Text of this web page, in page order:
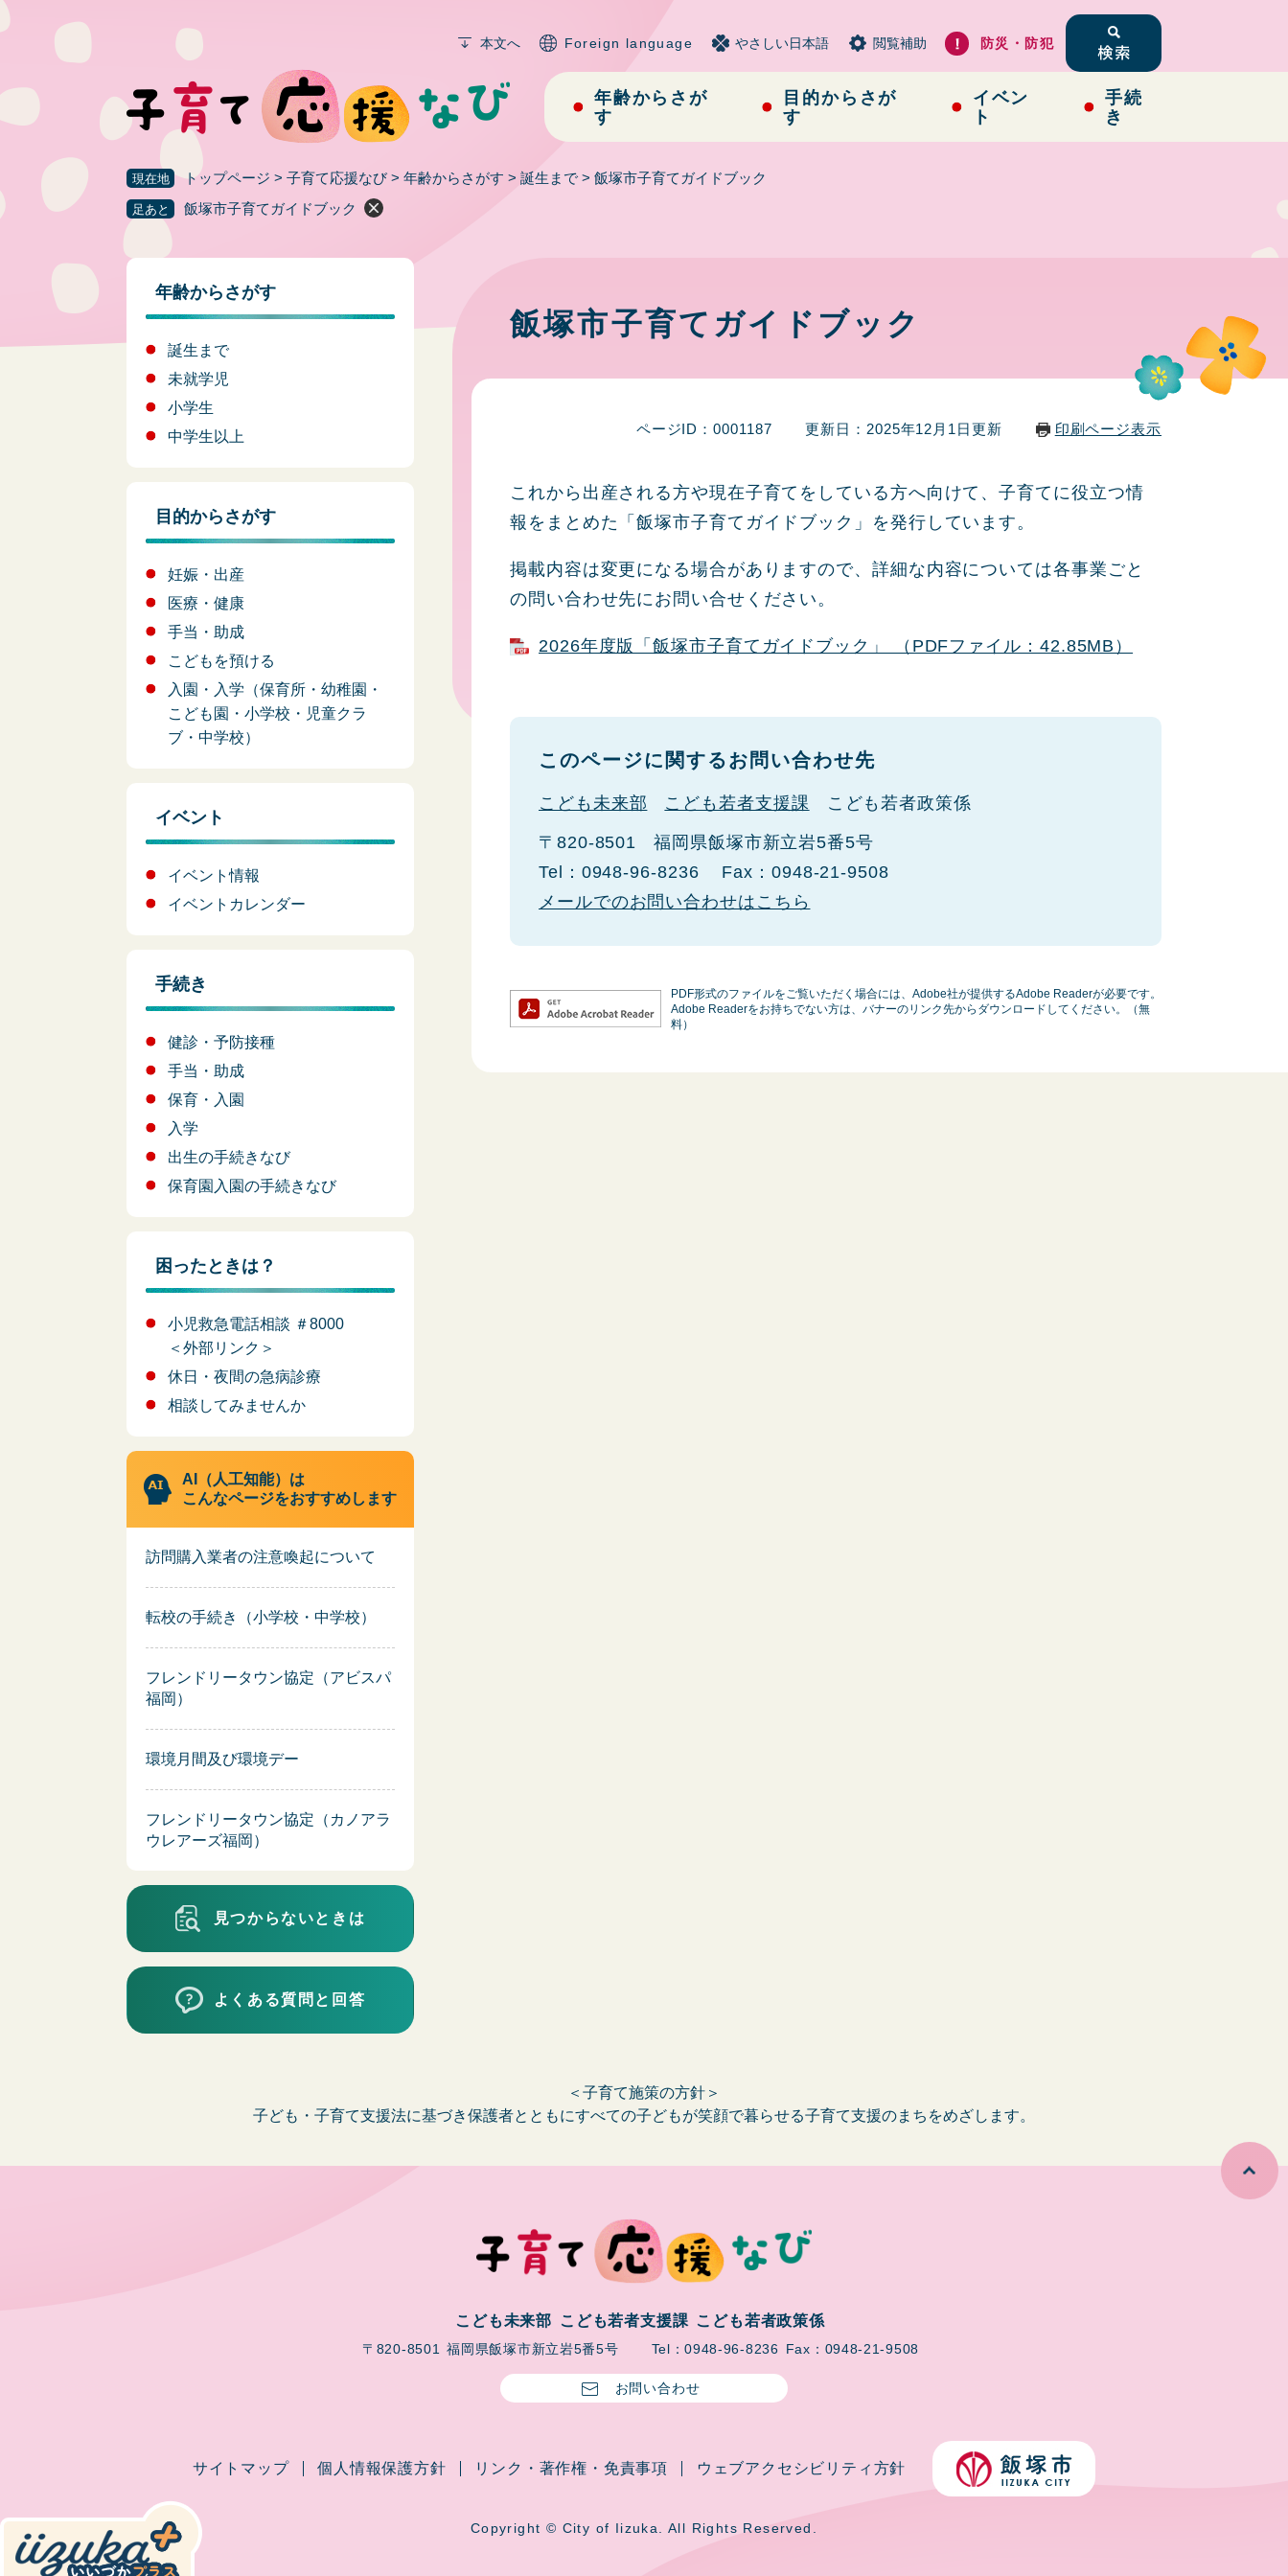
ペ
ー
頭
。
本文へ
Foreign language やさしい日本語 閲覧補助 防災・防犯
年齢からさが
す
目的からさが
す
イベン
ト
手続
き
現在地 トップページ > 子育て応援なび > 年齢からさがす > 誕生まで > 飯塚市子育てガイドブック
足あと 飯塚市子育てガイドブック
飯塚市子育てガイドブック
ページID：0001187 更新日：2025年12月1日更新 印刷ページ表示
これから出産される方や現在子育てをしている方へ向けて、子育てに役立つ情
報をまとめた「飯塚市子育てガイドブック」を発行しています。
掲載内容は変更になる場合がありますので、詳細な内容については各事業ごと
の問い合わせ先にお問い合せください。
2026年度版「飯塚市子育てガイドブック」 （PDFファイル：42.85MB）
このページに関するお問い合わせ先
こども未来部 こども若者支援課 こども若者政策係
〒820-8501
福岡県飯塚市新立岩5番5号
Tel：0948-96-8236
Fax：0948-21-9508
メールでのお問い合わせはこちら
PDF形式のファイルをご覧いただく場合には、Adobe社が提供するAdobe Readerが必要です。
Adobe Readerをお持ちでない方は、バナーのリンク先からダウンロードしてください。（無
料）
年齢からさがす
誕生まで
未就学児
小学生
中学生以上
目的からさがす
妊娠・出産
医療・健康
手当・助成
こどもを預ける
入園・入学（保育所・幼稚園・
こども園・小学校・児童クラ
ブ・中学校）
イベント
イベント情報
イベントカレンダー
手続き
健診・予防接種
手当・助成
保育・入園
入学
出生の手続きなび
保育園入園の手続きなび
困ったときは？
小児救急電話相談 ＃8000
＜外部リンク＞
休日・夜間の急病診療
相談してみませんか
AI（人工知能）は
こんなページをおすすめします
訪問購入業者の注意喚起について
転校の手続き（小学校・中学校）
フレンドリータウン協定（アビスパ
福岡）
環境月間及び環境デー
フレンドリータウン協定（カノアラ
ウレアーズ福岡）
見つからないときは
よくある質問と回答
＜子育て施策の方針＞
子ども・子育て支援法に基づき保護者とともにすべての子どもが笑顔で暮らせる子育て支援のまちをめざします。
こども未来部 こども若者支援課 こども若者政策係
〒820-8501 福岡県飯塚市新立岩5番5号 Tel：0948-96-8236 Fax：0948-21-9508
お問い合わせ
サイトマップ 個人情報保護方針 リンク・著作権・免責事項 ウェブアクセシビリティ方針
Copyright © City of Iizuka. All Rights Reserved.